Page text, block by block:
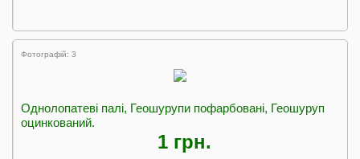
Фотографій: 3
Однолопатеві палі, Геошурупи пофарбовані, Геошуруп
оцинкований.
1 грн.